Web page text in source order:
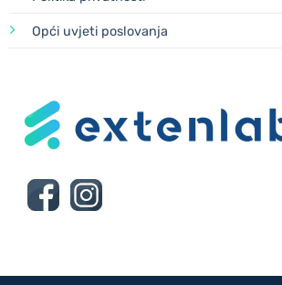
Opći uvjeti poslovanja